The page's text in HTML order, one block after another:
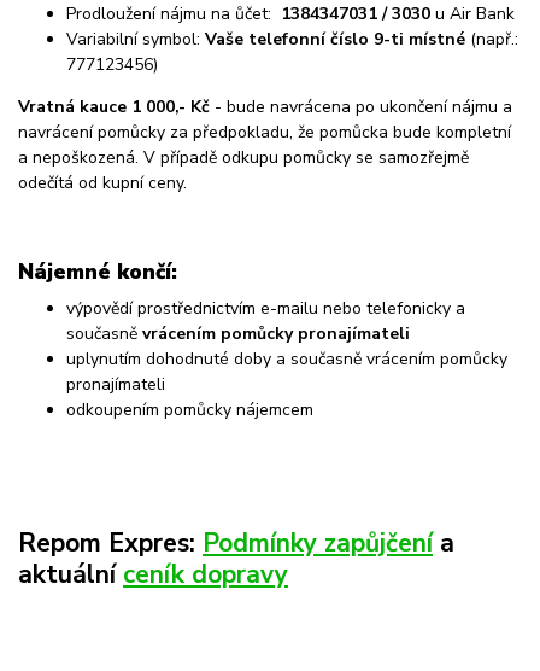
Prodloužení nájmu na ůčet: 1384347031 / 3030 u Air Bank
Variabilní symbol: Vaše telefonní číslo 9-ti místné (např.:
777123456)
Vratná kauce 1 000,- Kč - bude navrácena po ukončení nájmu a
navrácení pomůcky za předpokladu, že pomůcka bude kompletní
a nepoškozená. V případě odkupu pomůcky se samozřejmě
odečítá od kupní ceny.
Nájemné končí:
výpovědí prostřednictvím e-mailu nebo telefonicky a
současně vrácením pomůcky pronajímateli
uplynutím dohodnuté doby a současně vrácením pomůcky
pronajímateli
odkoupením pomůcky nájemcem
Repom Expres: Podmínky zapůjčenía
aktuální ceník dopravy